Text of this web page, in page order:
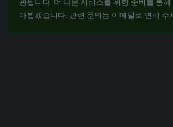
관됩니다. 더 나은 서비스를 위한 준비를 통
아뵙겠습니다. 관련 문의는 이메일로 연락 주